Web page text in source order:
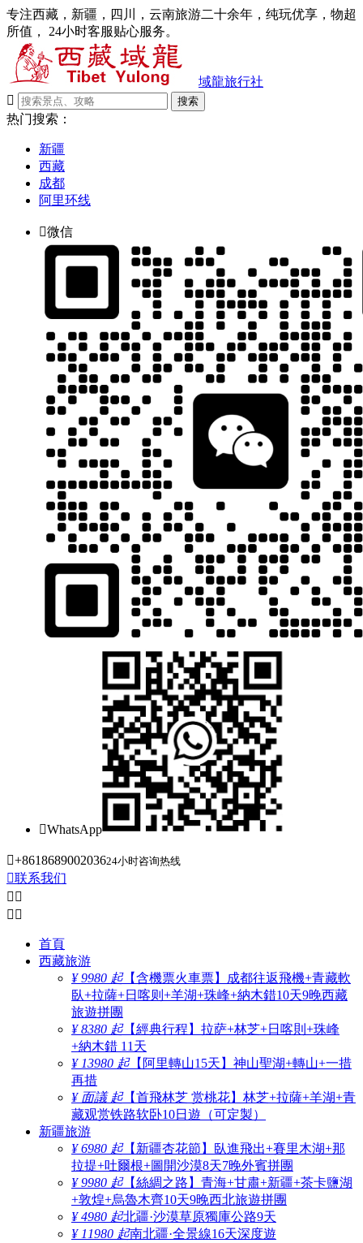
专注西藏，新疆，四川，云南旅游二十余年，纯玩优享，物超
所值， 24小时客服贴心服务。
域龍旅行社

搜索
热门搜索：
新疆
西藏
成都
阿里环线
微信
WhatsApp
+861868900203624小时咨询热线
联系我们
 
 
首頁
西藏旅游
¥ 9980 起【含機票火車票】成都往返飛機+青藏軟
臥+拉薩+日喀则+羊湖+珠峰+納木錯10天9晚西藏
旅遊拼團
¥ 8380 起【經典行程】拉萨+林芝+日喀則+珠峰
+納木錯 11天
¥ 13980 起【阿里轉山15天】神山聖湖+轉山+一措
再措
¥ 面議 起【首飛林芝 赏桃花】林芝+拉薩+羊湖+青
藏观赏铁路软卧10日遊（可定製）
新疆旅游
¥ 6980 起【新疆杏花節】臥進飛出+賽里木湖+那
拉提+吐爾根+圖開沙漠8天7晚外賓拼團
¥ 9980 起【絲綢之路】青海+甘肅+新疆+茶卡鹽湖
+敦煌+烏魯木齊10天9晚西北旅遊拼團
¥ 4980 起北疆·沙漠草原獨庫公路9天
¥ 11980 起南北疆·全景線16天深度遊